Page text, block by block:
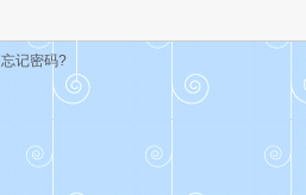
忘记密码?